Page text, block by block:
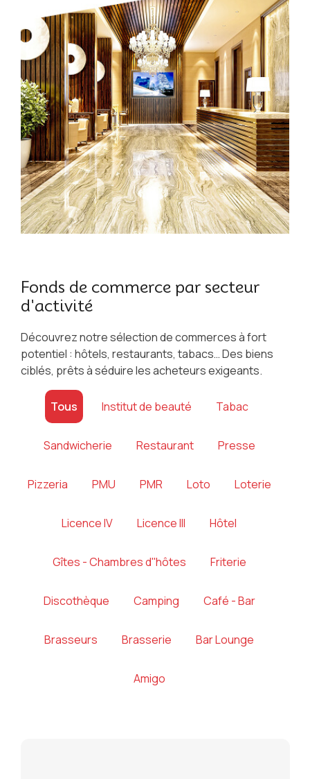
Fonds de commerce par secteur
d'activité
Découvrez notre sélection de commerces à fort
potentiel : hôtels, restaurants, tabacs… Des biens
ciblés, prêts à séduire les acheteurs exigeants.
Tous Institut de beauté Tabac
Sandwicherie Restaurant Presse
Pizzeria PMU PMR Loto Loterie
Licence IV Licence III Hôtel
Gîtes - Chambres d''hôtes Friterie
Discothèque Camping Café - Bar
Brasseurs Brasserie Bar Lounge
Amigo